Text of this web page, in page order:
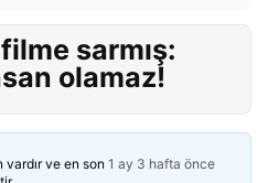
sarmış:
olamaz!
ve en son 1 ay 3 hafta önce